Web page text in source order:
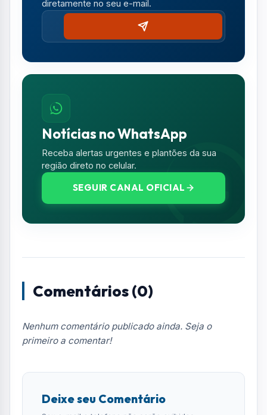
Comentários (0)
Nenhum comentário publicado ainda. Seja o
Deixe seu Comentário
NOME *
COMENTÁRIO *